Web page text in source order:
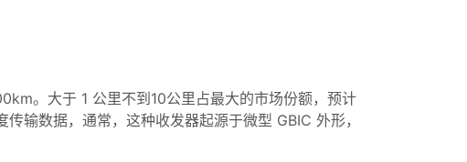
。大于 1 公里不到10公里占最大的市场份额，预计
输数据，通常，这种收发器起源于微型 GBIC 外形，